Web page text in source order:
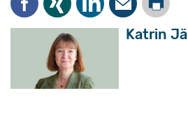
Facebook
Xing LinkedInMail Drucken
Katrin